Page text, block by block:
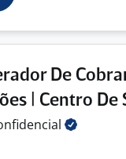
De
| Centro De